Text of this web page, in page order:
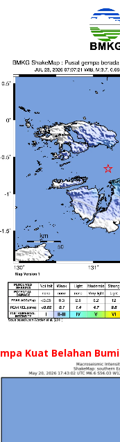
Kuat Belahan Bumi